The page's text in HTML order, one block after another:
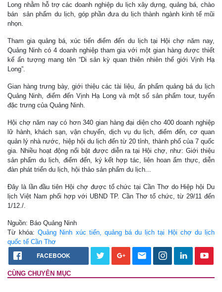
Long nhằm hỗ trợ các doanh nghiệp du lịch xây dựng, quảng bá, chào
bán sản phẩm du lịch, góp phần đưa du lịch thành ngành kinh tế mũi
nhọn.
Tham gia quảng bá, xúc tiến điểm đến du lịch tại Hội chợ năm nay,
Quảng Ninh có 4 doanh nghiệp tham gia với một gian hàng được thiết
kế ấn tượng mang tên “Di sản kỳ quan thiên nhiên thế giới Vịnh Hạ
Long”.
Gian hàng trưng bày, giới thiệu các tài liệu, ấn phẩm quảng bá du lịch
Quảng Ninh, điểm đến Vịnh Hạ Long và một số sản phẩm tour, tuyến
đặc trưng của Quảng Ninh.
Hội chợ năm nay có hơn 340 gian hàng đại diện cho 400 doanh nghiệp
lữ hành, khách sạn, vận chuyển, dịch vụ du lịch, điểm đến, cơ quan
quản lý nhà nước, hiệp hội du lịch đến từ 20 tỉnh, thành phố của 7 quốc
gia. Nhiều hoạt động nổi bật được diễn ra tại Hội chợ, như: Giới thiệu
sản phẩm du lịch, điểm đến, ký kết hợp tác, liên hoan ẩm thực, diễn
đàn phát triển du lịch, hội thảo sản phẩm du lịch...
Đây là lần đầu tiên Hội chợ được tổ chức tại Cần Thơ do Hiệp hội Du
lịch Việt Nam phối hợp với UBND TP. Cần Thơ tổ chức, từ 29/11 đến
1/12./.
Nguồn: Báo Quảng Ninh
Từ khóa:Quảng Ninh xúc tiến, quảng bá du lịch tại Hội chợ du lịch
quốc tế Cần Thơ
FACEBOOK
CÙNG CHUYÊN MỤC